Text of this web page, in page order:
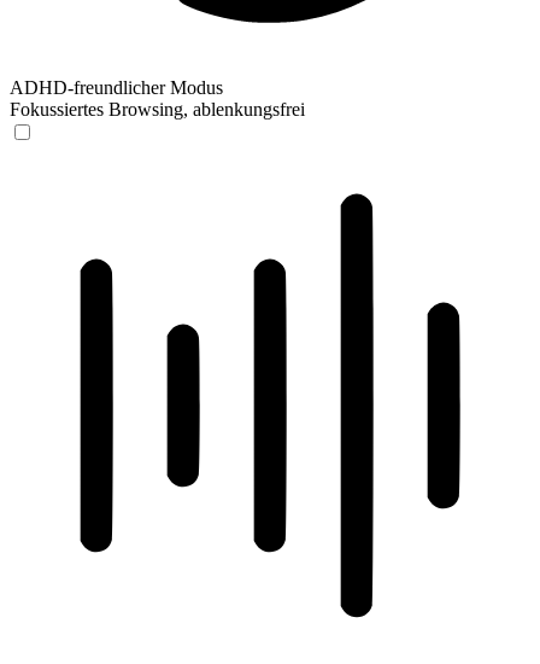
ADHD-freundlicher Modus
Fokussiertes Browsing, ablenkungsfrei